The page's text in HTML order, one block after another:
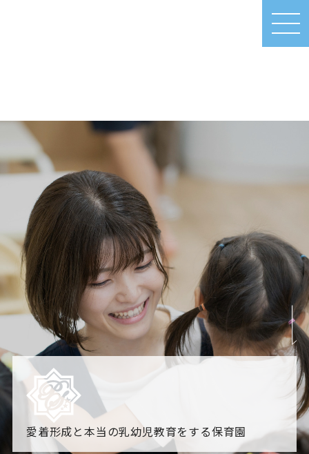
MEN
U
愛着形成と本当の乳幼児教育をする保育園